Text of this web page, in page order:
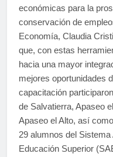
económicas para la
conservación de
Economía, Claudia
que, con estas
hacia una mayor
mejores oportunidades
capacitación
de Salvatierra, Apaseo
Apaseo el Alto, así
29 alumnos del
Educación Superior